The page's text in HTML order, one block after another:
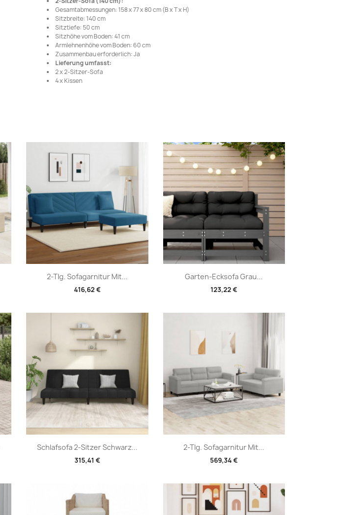
Gesamtabmessungen: 158 x 77 x 80 cm (B x T x H)
Sitzbreite: 140 cm
Sitztiefe: 50 cm
Sitzhöhe vom Boden: 41 cm
Armlehnenhöhe vom Boden: 60 cm
Zusammenbau erforderlich: Ja
Lieferung umfasst:
2 x 2-Sitzer-Sofa
4 x Kissen
2-Tlg. Sofagarnitur Mit...
416,62 €
Vorschau Garten-Ecksofa Grau...
123,22 €
Vorschau
Schlafsofa 2-Sitzer Schwarz...
315,41 €
Vorschau 2-Tlg. Sofagarnitur Mit...
569,34 €
Vorschau